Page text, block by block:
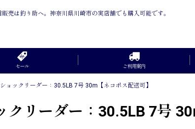
売は釣り助へ。神奈川県川崎市の実店舗でも購入可能です。
セール ご利用案内
ョックリーダー：30.5LB 7号 30m【ネコポス配送可】
リーダー：30.5LB 7号